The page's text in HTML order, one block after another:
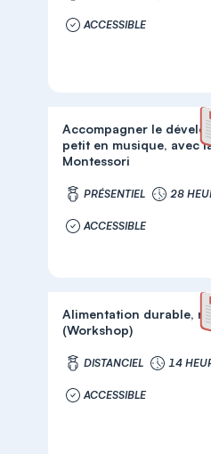
ACCESSIBLE
Accompagner le
petit en musique, avec
Montessori
PRÉSENTIEL 28
ACCESSIBLE
Alimentation durable,
(Workshop)
DISTANCIEL 14
ACCESSIBLE